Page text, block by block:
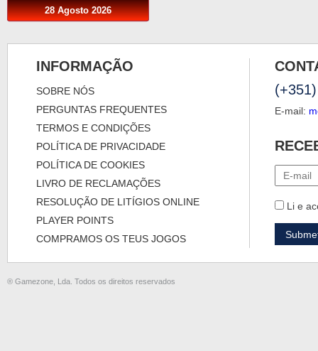
28 Agosto 2026
INFORMAÇÃO
SOBRE NÓS
PERGUNTAS FREQUENTES
TERMOS E CONDIÇÕES
POLÍTICA DE PRIVACIDADE
POLÍTICA DE COOKIES
LIVRO DE RECLAMAÇÕES
RESOLUÇÃO DE LITÍGIOS ONLINE
PLAYER POINTS
COMPRAMOS OS TEUS JOGOS
E-mail:
Li e
® Gamezone, Lda. Todos os direitos reservados